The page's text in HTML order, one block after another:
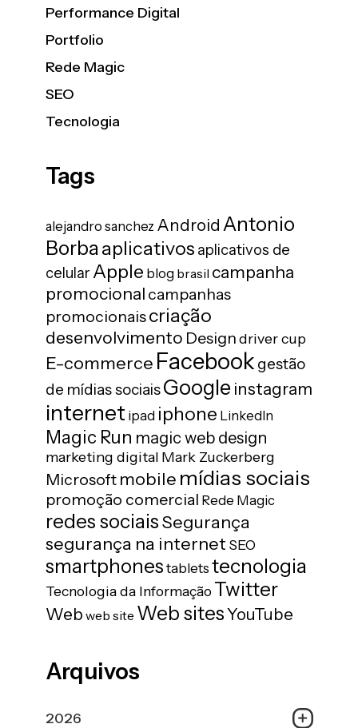
Performance Digital
Portfolio
Rede Magic
SEO
Tecnologia
Tags
alejandro sanchez Android Antonio
Borba aplicativos aplicativos de
celular Apple blog brasil campanha
promocional campanhas
promocionaiscriação
desenvolvimento Designdriver cup
E-commerce Facebook gestão
de mídias sociaisGoogle instagram
internet ipad iphone LinkedIn
Magic Run magic web design
marketing digital Mark Zuckerberg
Microsoft mobile mídias sociais
promoção comercial Rede Magic
redes sociaisSegurança
segurança na internet SEO
smartphones tablets tecnologia
Tecnologia da Informação Twitter
Web web site Web sitesYouTube
Arquivos
2026